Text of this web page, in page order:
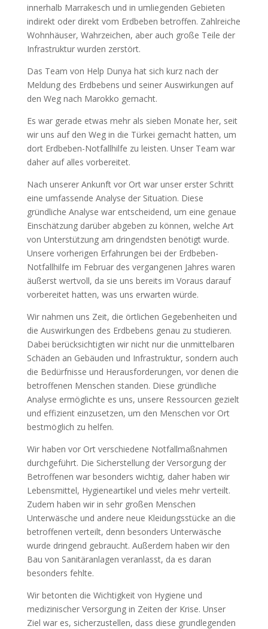
innerhalb Marrakesch und in umliegenden Gebieten
indirekt oder direkt vom Erdbeben betroffen. Zahlreiche
Wohnhäuser, Wahrzeichen, aber auch große Teile der
Infrastruktur wurden zerstört.
Das Team von Help Dunya hat sich kurz nach der
Meldung des Erdbebens und seiner Auswirkungen auf
den Weg nach Marokko gemacht.
Es war gerade etwas mehr als sieben Monate her, seit
wir uns auf den Weg in die Türkei gemacht hatten, um
dort Erdbeben-Notfallhilfe zu leisten. Unser Team war
daher auf alles vorbereitet.
Nach unserer Ankunft vor Ort war unser erster Schritt
eine umfassende Analyse der Situation. Diese
gründliche Analyse war entscheidend, um eine genaue
Einschätzung darüber abgeben zu können, welche Art
von Unterstützung am dringendsten benötigt wurde.
Unsere vorherigen Erfahrungen bei der Erdbeben-
Notfallhilfe im Februar des vergangenen Jahres waren
äußerst wertvoll, da sie uns bereits im Voraus darauf
vorbereitet hatten, was uns erwarten würde.
Wir nahmen uns Zeit, die örtlichen Gegebenheiten und
die Auswirkungen des Erdbebens genau zu studieren.
Dabei berücksichtigten wir nicht nur die unmittelbaren
Schäden an Gebäuden und Infrastruktur, sondern auch
die Bedürfnisse und Herausforderungen, vor denen die
betroffenen Menschen standen. Diese gründliche
Analyse ermöglichte es uns, unsere Ressourcen gezielt
und effizient einzusetzen, um den Menschen vor Ort
bestmöglich zu helfen.
Wir haben vor Ort verschiedene Notfallmaßnahmen
durchgeführt. Die Sicherstellung der Versorgung der
Betroffenen war besonders wichtig, daher haben wir
Lebensmittel, Hygieneartikel und vieles mehr verteilt.
Zudem haben wir in sehr großen Menschen
Unterwäsche und andere neue Kleidungsstücke an die
betroffenen verteilt, denn besonders Unterwäsche
wurde dringend gebraucht. Außerdem haben wir den
Bau von Sanitäranlagen veranlasst, da es daran
besonders fehlte.
Wir betonten die Wichtigkeit von Hygiene und
medizinischer Versorgung in Zeiten der Krise. Unser
Ziel war es, sicherzustellen, dass diese grundlegenden